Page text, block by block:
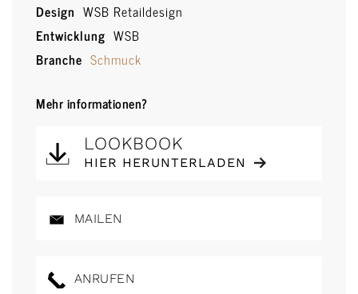
Design WSB Retaildesign
Entwicklung WSB
Branche Schmuck
Mehr informationen?
LOOKBOOK
HIER HERUNTERLADEN
MAILEN
ANRUFEN